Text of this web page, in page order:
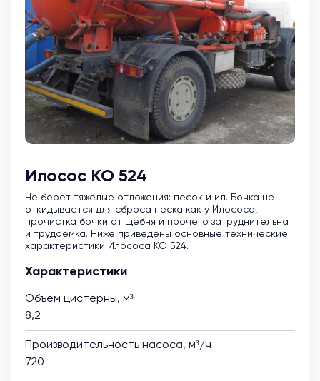
Илосос КО 524
Не берет тяжелые отложения: песок и ил. Бочка не
откидывается для сброса песка как у Илососа,
прочистка бочки от щебня и прочего затруднительна
и трудоемка. Ниже приведены основные технические
характеристики Илососа КО 524.
Характеристики
Объем цистерны, м³
8,2
Производительность насоса, м³/ч
720